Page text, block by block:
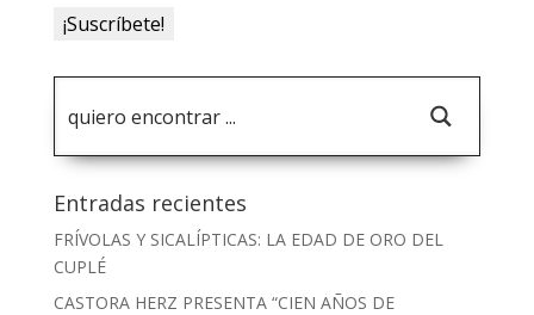
Entradas recientes
FRÍVOLAS Y SICALÍPTICAS: LA EDAD DE ORO DEL
CUPLÉ
CASTORA HERZ PRESENTA “CIEN AÑOS DE